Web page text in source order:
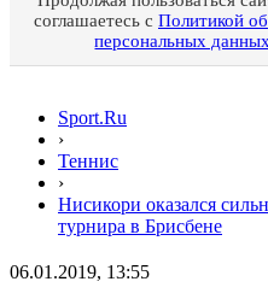
соглашаетесь с Политикой
персональных данных
Sport.Ru
›
Теннис
›
Нисикори оказался
турнира в Брисбене
06.01.2019, 13:55